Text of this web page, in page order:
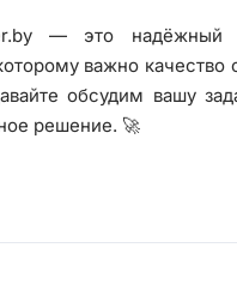
— это надёжный
важно качество
обсудим вашу
решение. 🚀